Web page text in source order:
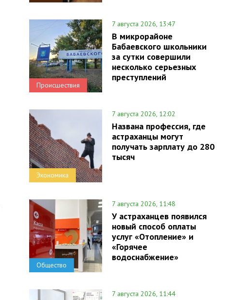
Происшествия
7 августа 2026, 13:47
В микрорайоне
Бабаевского школьники
за сутки совершили
несколько серьезных
преступлений
Экономика
7 августа 2026, 12:02
Названа профессия, где
астраханцы могут
получать зарплату до 280
тысяч
Общество
7 августа 2026, 11:48
У астраханцев появился
новый способ оплаты
услуг «Отопление» и
«Горячее
водоснабжение»
7 августа 2026, 11:44